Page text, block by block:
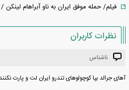
فیلم/ حمله موفق ایران به ناو آبراهام
نظرات کاربران
ناشناس
آهای جرالد بپا کوچولوهای تندرو ایران لت و پارت